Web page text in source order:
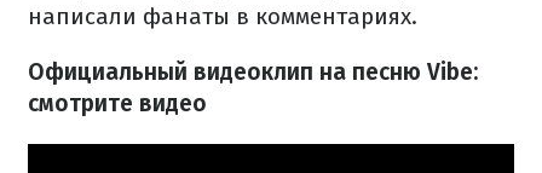
написали фанаты в комментариях.
Официальный видеоклип на песню Vibe:
смотрите видео